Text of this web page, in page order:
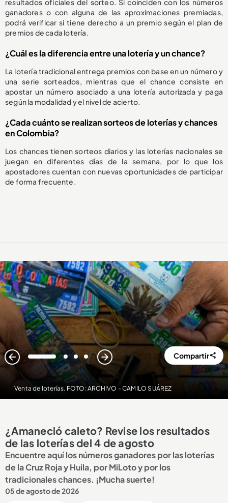
resultados oficiales del sorteo. Si coinciden con los números
ganadores o con alguna de las aproximaciones premiadas,
podrá verificar si tiene derecho a un premio según el plan de
premios de cada lotería.
¿Cuál es la diferencia entre una lotería y un chance?
La lotería tradicional entrega premios con base en un número y
una serie sorteados, mientras que el chance consiste en
apostar un número asociado a una lotería autorizada y paga
según la modalidad y el nivel de acierto.
¿Cada cuánto se realizan sorteos de loterías y chances
en Colombia?
Los chances tienen sorteos diarios y las loterías nacionales se
juegan en diferentes días de la semana, por lo que los
apostadores cuentan con nuevas oportunidades de participar
de forma frecuente.
Venta de loterías. FOTO: ARCHIVO - CAMILO SUÁREZ
1 2 3 4 Compartir
¿Amaneció caleto? Revise los resultados
de las loterías del 4 de agosto
Encuentre aquí los números ganadores por las loterías
de la Cruz Roja y Huila, por MiLoto y por los
tradicionales chances. ¡Mucha suerte!
05 de agosto de 2026